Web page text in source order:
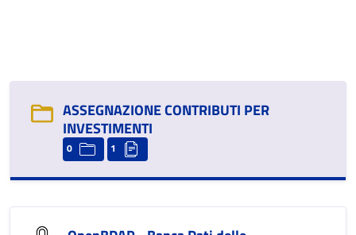
ASSEGNAZIONE CONTRIBUTI PER
INVESTIMENTI
0 1